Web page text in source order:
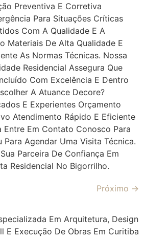
Preventiva E Corretiva
Para Situações Críticas
Com A Qualidade E A
Materiais De Alta Qualidade E
As Normas Técnicas. Nossa
Residencial Assegura Que
Com Excelência E Dentro
A Atuance Decore?
E Experientes Orçamento
Atendimento Rápido E Eficiente
Entre Em Contato Conosco Para
Para Agendar Uma Visita Técnica.
Parceira De Confiança Em
Residencial No Bigorrilho.
Próximo →
Em Arquitetura, Design
E Execução De Obras Em Curitiba